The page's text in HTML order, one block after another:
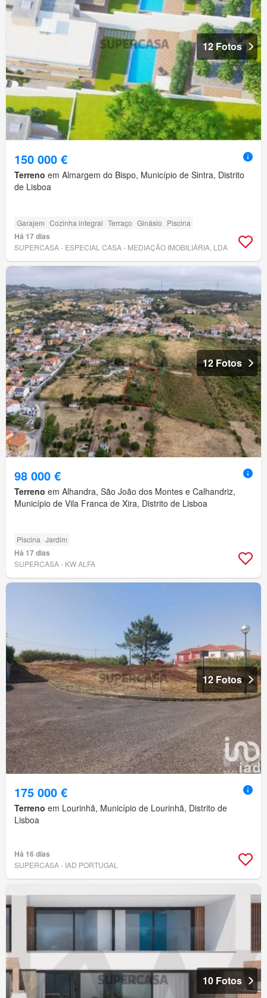
12 Fotos
150 000 €
Terreno em Almargem do Bispo, Município de Sintra, Distrito
de Lisboa
Garajem Cozinha integral Terraço Ginásio Piscina
Há 17 dias
SUPERCASA - ESPECIAL CASA - MEDIAÇÃO IMOBILIÁRIA, LDA
12 Fotos
98 000 €
Terreno em Alhandra, São João dos Montes e Calhandriz,
Município de Vila Franca de Xira, Distrito de Lisboa
Piscina Jardim
Há 17 dias
SUPERCASA - KW ALFA
12 Fotos
175 000 €
Terreno em Lourinhã, Município de Lourinhã, Distrito de
Lisboa
Há 16 dias
SUPERCASA - IAD PORTUGAL
10 Fotos